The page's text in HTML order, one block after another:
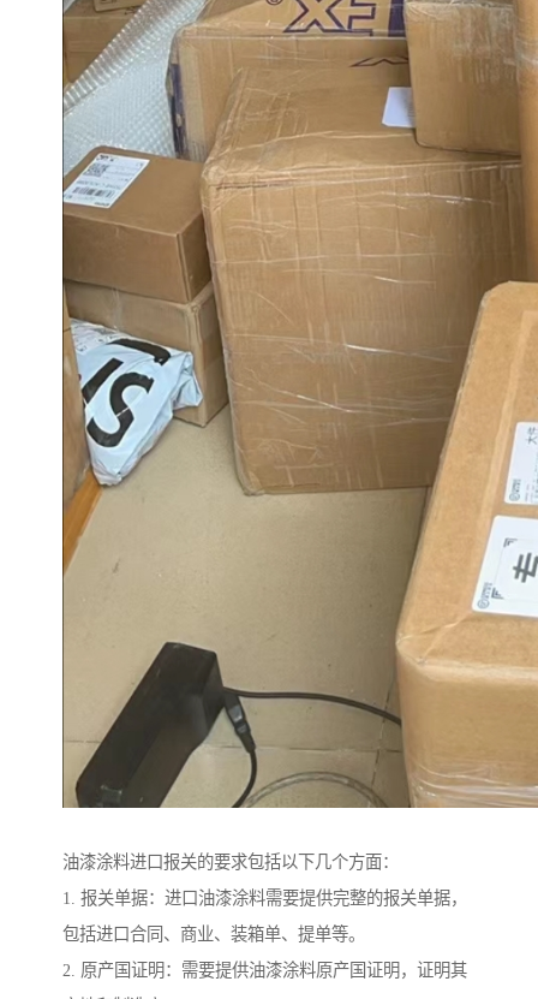
油漆涂料进口报关的要求包括以下几个方面：
1. 报关单据：进口油漆涂料需要提供完整的报关单据，
包括进口合同、商业、装箱单、提单等。
2. 原产国证明：需要提供油漆涂料原产国证明，证明其